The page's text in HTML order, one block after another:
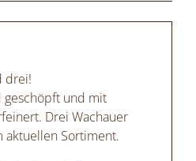
drei!
geschöpft und mit
Drei Wachauer
aktuellen Sortiment.